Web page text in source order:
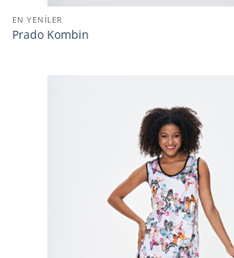
EN YENILER
Prado Kombin